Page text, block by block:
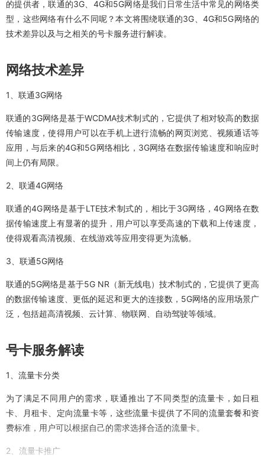
的提供者，联通的3G、4G和5G网络是我们日常生活中常见的网络类
型，这些网络有什么不同呢？本文将围绕联通的3G、4G和5G网络的
技术差异以及与之相关的号卡服务进行解读。
网络技术差异
1、联通3G网络
联通的3G网络是基于WCDMA技术制式的，它提供了相对较高的数据
传输速度，使得用户可以在手机上进行流畅的网页浏览、视频通话等
应用，与后来的4G和5G网络相比，3G网络在数据传输速度和响应时
间上仍有局限。
2、联通4G网络
联通的4G网络是基于LTE技术制式的，相比于3G网络，4G网络在数
据传输速度上有显著的提升，用户可以享受高速的下载和上传速度，
使得观看高清视频、在线游戏等应用变得更为流畅。
3、联通5G网络
联通的5G网络是基于5G NR（新无线电）技术制式的，它提供了更高
的数据传输速度、更低的延迟和更大的连接数，5G网络的应用场景广
泛，包括超高清视频、云计算、物联网、自动驾驶等领域。
号卡服务解读
1、流量卡分类
为了满足不同用户的需求，联通推出了不同类型的流量卡，如日租
卡、月租卡、定向流量卡等，这些流量卡提供了不同的流量套餐和资
费标准，用户可以根据自己的需求选择合适的流量卡。
2、流量卡推广